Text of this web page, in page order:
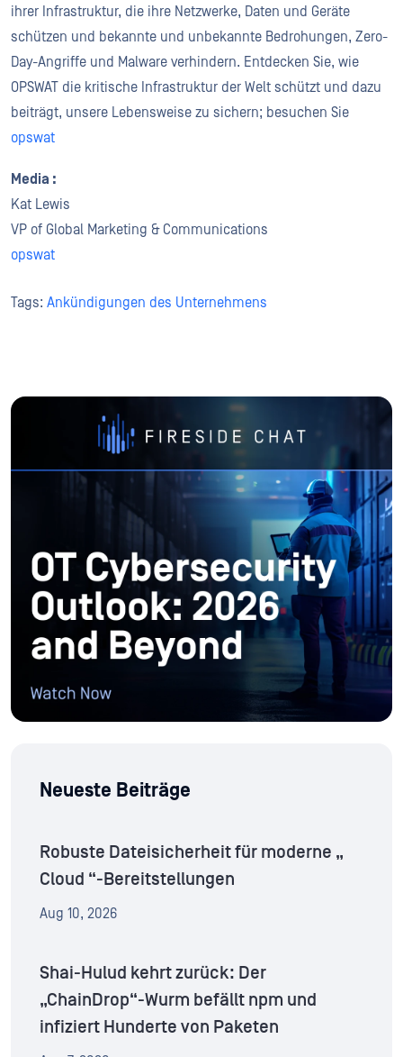
ihrer Infrastruktur, die ihre Netzwerke, Daten und Geräte
schützen und bekannte und unbekannte Bedrohungen, Zero-
Day-Angriffe und Malware verhindern. Entdecken Sie, wie
OPSWAT die kritische Infrastruktur der Welt schützt und dazu
beiträgt, unsere Lebensweise zu sichern; besuchen Sie
opswat
Media :
Kat Lewis
VP of Global Marketing & Communications
opswat
Tags: Ankündigungen des Unternehmens
Neueste Beiträge
Robuste Dateisicherheit für moderne „
Cloud “-Bereitstellungen
Aug 10, 2026
Shai-Hulud kehrt zurück: Der
„ChainDrop“-Wurm befällt npm und
infiziert Hunderte von Paketen